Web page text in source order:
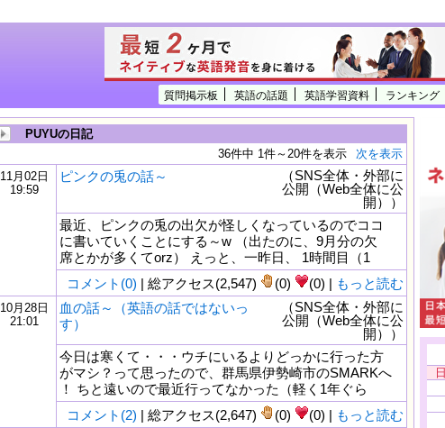
質問掲示板 英語の話題 英語学習資料 ランキング
PUYUの日記
36件中 1件～20件を表示
次を表示
11月02日
19:59
ピンクの兎の話～
（SNS全体・外部に
公開（Web全体に公
開））
最近、ピンクの兎の出欠が怪しくなっているのでココ
に書いていくことにする～w （出たのに、9月分の欠
席とかが多くてorz） えっと、一昨日、 1時間目（1
コメント(0) | 総アクセス(2,547) (0) (0) | もっと読む
10月28日
21:01
血の話～（英語の話ではないっ
す）
（SNS全体・外部に
公開（Web全体に公
開））
今日は寒くて・・・ウチにいるよりどっかに行った方
がマシ？って思ったので、群馬県伊勢崎市のSMARKへ
！ ちと遠いので最近行ってなかった（軽く1年ぐら
コメント(2) | 総アクセス(2,647) (0) (0) | もっと読む
日